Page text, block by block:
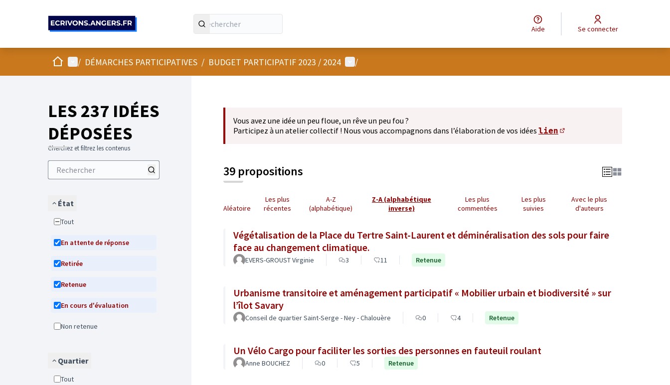
Aide Se connecter
AccueilMenu principal
/ DÉMARCHES PARTICIPATIVES / BUDGET PARTICIPATIF 2023 / 2024 Menu utilisateur
/
LES 237 IDÉES
DÉPOSÉES
Cherchez et filtrez les contenus
État
Tout
En attente de réponse
Retirée
Retenue
En cours d'évaluation
Non retenue
Quartier
Tout
Vous avez une idée un peu floue, un rêve un peu fou ?
Participez à un atelier collectif ! Nous vous accompagnons dans l’élaboration de vos idées lien
39 propositions
Aléatoire
Les plus
récentes
A-Z
(alphabétique)
Z-A (alphabétique
inverse)
Les plus
commentées
Les plus
suivies
Avec le plus
d'auteurs
Végétalisation de la Place du Tertre Saint-Laurent et déminéralisation des sols pour faire
face au changement climatique.
EVERS-GROUST Virginie 3 11 Retenue
Urbanisme transitoire et aménagement participatif « Mobilier urbain et biodiversité » sur
l’îlot Savary
Conseil de quartier Saint-Serge - Ney - Chalouère 0 4 Retenue
Un Vélo Cargo pour faciliter les sorties des personnes en fauteuil roulant
Anne BOUCHEZ 0 5 Retenue